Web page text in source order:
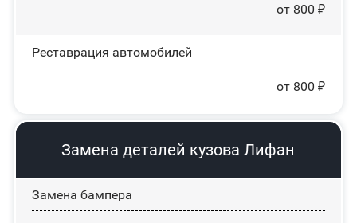
от 800 ₽
Реставрация автомобилей
от 800 ₽
Замена деталей кузова Лифан
Замена бампера